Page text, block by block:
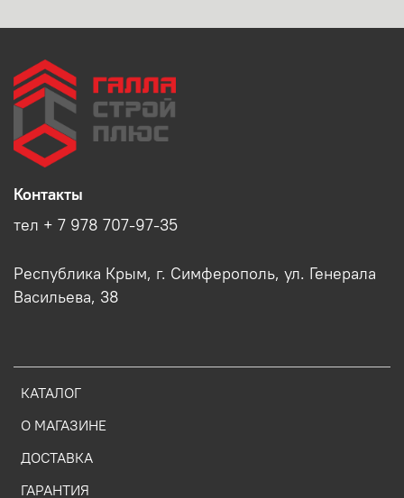
КАТАЛОГ
О МАГАЗИНЕ
ДОСТАВКА
ГАРАНТИЯ
Контакты
тел + 7 978 707-97-35
Республика Крым, г. Симферополь, ул. Генерала
Васильева, 38